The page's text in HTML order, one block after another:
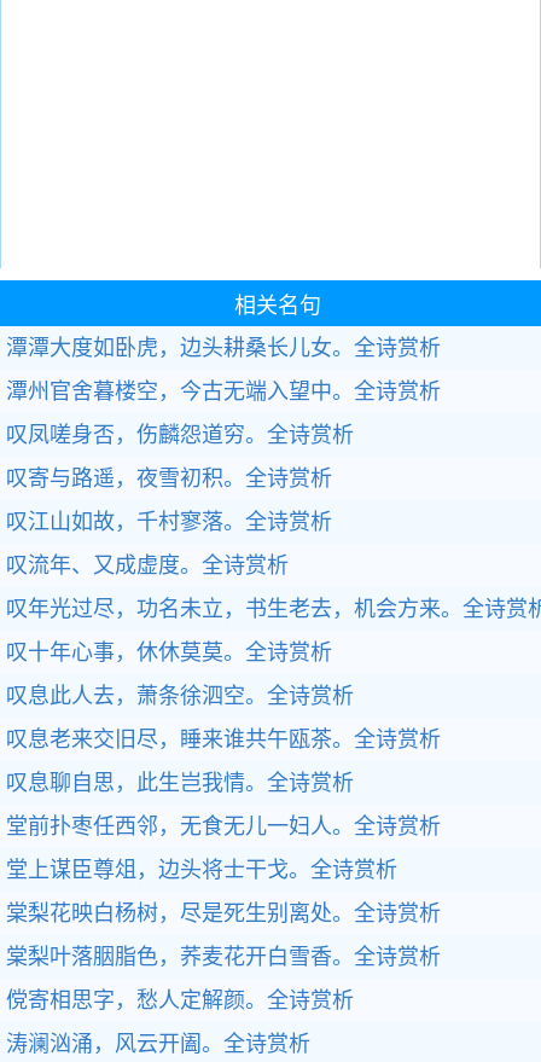
相关名句
潭潭大度如卧虎，边头耕桑长儿女。 全诗赏析
潭州官舍暮楼空，今古无端入望中。 全诗赏析
叹凤嗟身否，伤麟怨道穷。 全诗赏析
叹寄与路遥，夜雪初积。 全诗赏析
叹江山如故，千村寥落。 全诗赏析
叹流年、又成虚度。 全诗赏析
叹年光过尽，功名未立，书生老去，机会方来。 全诗赏
叹十年心事，休休莫莫。 全诗赏析
叹息此人去，萧条徐泗空。 全诗赏析
叹息老来交旧尽，睡来谁共午瓯茶。 全诗赏析
叹息聊自思，此生岂我情。 全诗赏析
堂前扑枣任西邻，无食无儿一妇人。 全诗赏析
堂上谋臣尊俎，边头将士干戈。 全诗赏析
棠梨花映白杨树，尽是死生别离处。 全诗赏析
棠梨叶落胭脂色，荞麦花开白雪香。 全诗赏析
傥寄相思字，愁人定解颜。 全诗赏析
涛澜汹涌，风云开阖。 全诗赏析